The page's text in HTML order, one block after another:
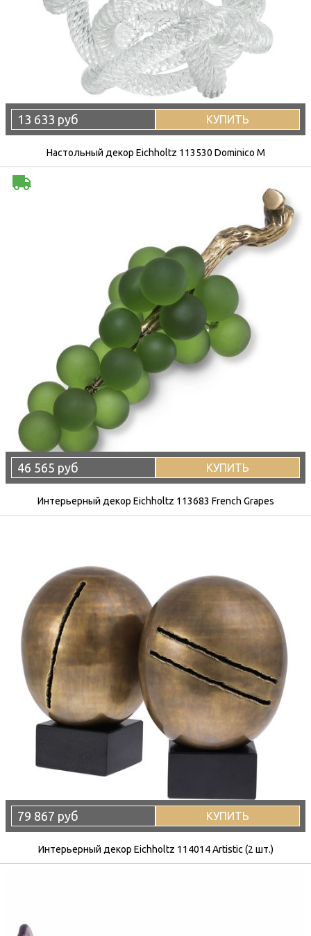
13 633 руб КУПИТЬ
Настольный декор Eichholtz 113530 Dominico M
46 565 руб КУПИТЬ
Интерьерный декор Eichholtz 113683 French Grapes
79 867 руб КУПИТЬ
Интерьерный декор Eichholtz 114014 Artistic (2 шт.)